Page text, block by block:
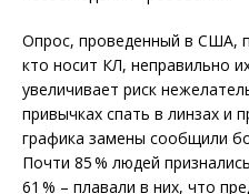
Опрос, проведенный в США,
кто носит КЛ, неправильно
увеличивает риск
привычках спать в линзах и
графика замены сообщили
Почти 85 % людей
61 % – плавали в них, что